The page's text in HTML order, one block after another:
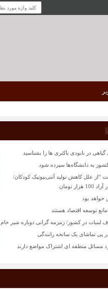
در کشور/ زمزمه گرانی دوباره شیر خام
پی تماشای یک سانحه رانندگی
گردشگری و صنایع دستی گیلان: منطقه آزاد
آیین یلدا می‌شوند
در نابودی باکتری ها را بشناسید
به دانشگاه‌ها سپرده شود
علل کاهش تولید آنتی‌بیوتیک کودکان/
تومان
خواهد بود
توسعه اقتصاد هستند
در کشور/ زمزمه گرانی دوباره شیر خام
پی تماشای یک سانحه رانندگی
مسائل منطقه ای اشتراک مواضع دارند
گردشگری و صنایع دستی گیلان: منطقه آزاد
آیین یلدا می‌شوند